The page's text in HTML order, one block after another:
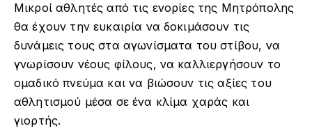
Μικροί αθλητές από τις ενορίες της Μητρόπολης
θα έχουν την ευκαιρία να δοκιμάσουν τις
δυνάμεις τους στα αγωνίσματα του στίβου, να
γνωρίσουν νέους φίλους, να καλλιεργήσουν το
ομαδικό πνεύμα και να βιώσουν τις αξίες του
αθλητισμού μέσα σε ένα κλίμα χαράς και
γιορτής.